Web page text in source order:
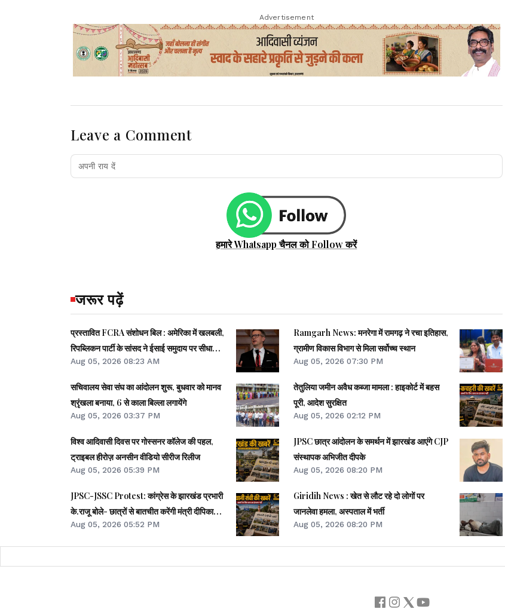
Advertisement
Leave a Comment
हमारे Whatsapp चैनल को Follow करें
जरूर पढ़ें
प्रस्तावित FCRA संशोधन बिल : अमेरिका में खलबली,
रिपब्लिकन पार्टी के सांसद ने ईसाई समुदाय पर सीधा
हमला बताया
Aug 05, 2026 08:23 AM
सचिवालय सेवा संघ का आंदोलन शुरू, बुधवार को मानव
श्रृंखला बनाया, 6 से काला बिल्ला लगायेंगे
Aug 05, 2026 03:37 PM
विश्व आदिवासी दिवस पर गोस्सनर कॉलेज की पहल,
ट्राइबल हीरोज़ अनसीन वीडियो सीरीज रिलीज
Aug 05, 2026 05:39 PM
JPSC-JSSC Protest: कांग्रेस के झारखंड प्रभारी
के.राजू बोले- छात्रों से बातचीत करेंगी मंत्री दीपिका
पांडेय
Aug 05, 2026 05:52 PM
Ramgarh News: मनरेगा में रामगढ़ ने रचा इतिहास,
ग्रामीण विकास विभाग से मिला सर्वोच्च स्थान
Aug 05, 2026 07:30 PM
तेतुलिया जमीन अवैध कब्जा मामला : हाइकोर्ट में बहस
पूरी, आदेश सुरक्षित
Aug 05, 2026 02:12 PM
JPSC छात्र आंदोलन के समर्थन में झारखंड आएंगे CJP
संस्थापक अभिजीत दीपके
Aug 05, 2026 08:20 PM
Giridih News : खेत से लौट रहे दो लोगों पर
जानलेवा हमला, अस्पताल में भर्ती
Aug 05, 2026 08:20 PM